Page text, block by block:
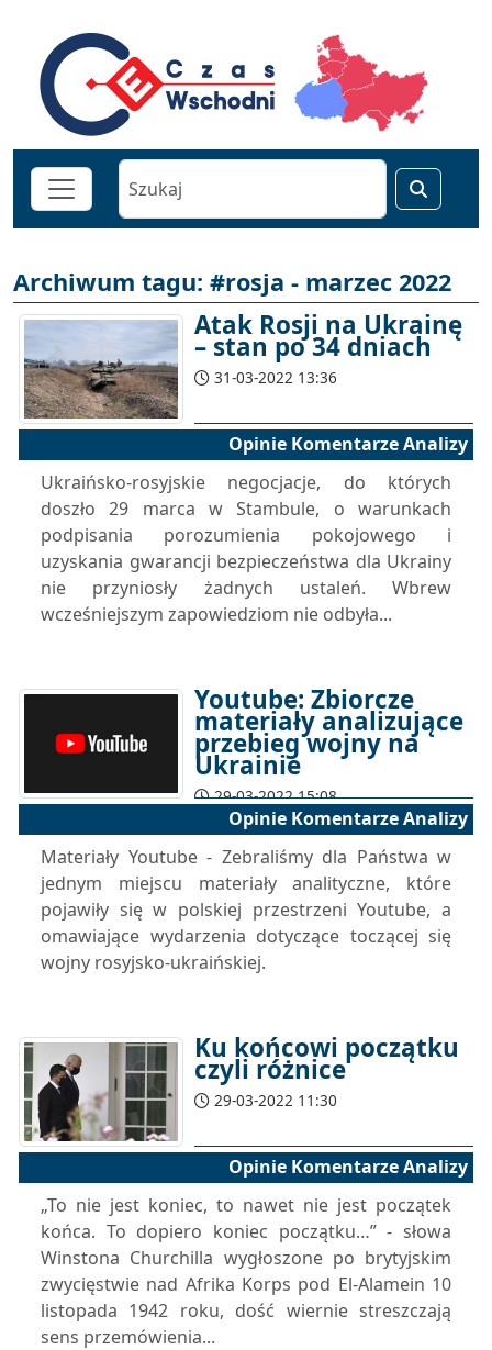
Archiwum tagu: #rosja - marzec 2022
Atak Rosji na Ukrainę
– stan po 34 dniach
31-03-2022 13:36
Opinie Komentarze Analizy
Ukraińsko-rosyjskie negocjacje, do których
doszło 29 marca w Stambule, o warunkach
podpisania porozumienia pokojowego i
uzyskania gwarancji bezpieczeństwa dla Ukrainy
nie przyniosły żadnych ustaleń. Wbrew
wcześniejszym zapowiedziom nie odbyła...
Youtube: Zbiorcze
materiały analizujące
przebieg wojny na
Ukrainie
29-03-2022 15:08
Opinie Komentarze Analizy
Materiały Youtube - Zebraliśmy dla Państwa w
jednym miejscu materiały analityczne, które
pojawiły się w polskiej przestrzeni Youtube, a
omawiające wydarzenia dotyczące toczącej się
wojny rosyjsko-ukraińskiej.
Ku końcowi początku
czyli różnice
29-03-2022 11:30
Opinie Komentarze Analizy
„To nie jest koniec, to nawet nie jest początek
końca. To dopiero koniec początku…” - słowa
Winstona Churchilla wygłoszone po brytyjskim
zwycięstwie nad Afrika Korps pod El-Alamein 10
listopada 1942 roku, dość wiernie streszczają
sens przemówienia...